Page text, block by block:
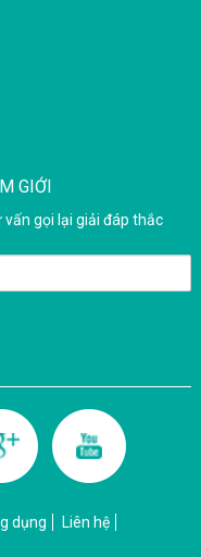
GIỚI
gọi lại giải đáp thắc
dụng Liên hệ